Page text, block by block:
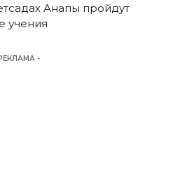
Анапы пройдут
учения
-